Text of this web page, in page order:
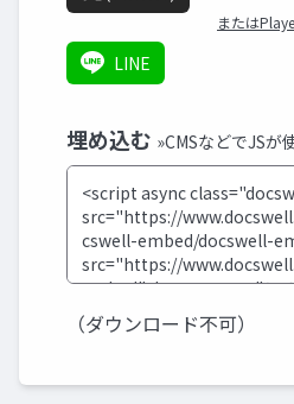
または
LINE
埋め込む »CMSなどでJSが
（ダウンロード不可）